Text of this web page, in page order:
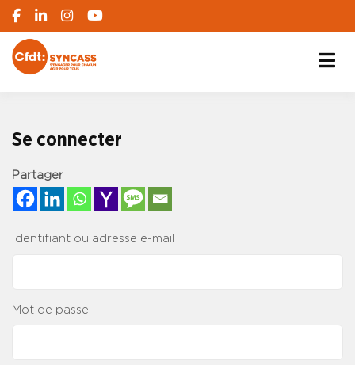
Se connecter
Partager
Identifiant ou adresse e-mail
Mot de passe